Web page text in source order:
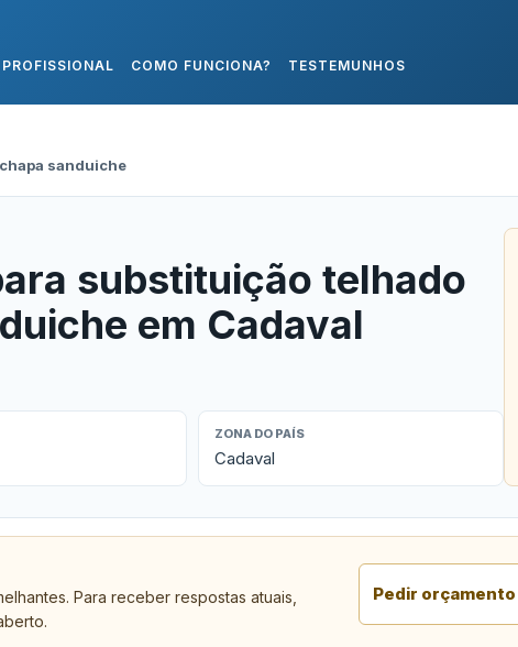
COMO FUNCIONA? TESTEMUNHOS
sanduiche
substituição telhado
em Cadaval
ZONA DO PAÍS
Cadaval
Para receber respostas atuais,
Pedir